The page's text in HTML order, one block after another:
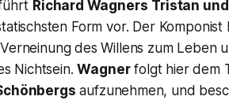
Richard Wagners Tristan
Form vor. Der Komponist
des Willens zum Leben
Nichtsein.Wagnerfolgt hier dem
aufzunehmen, und